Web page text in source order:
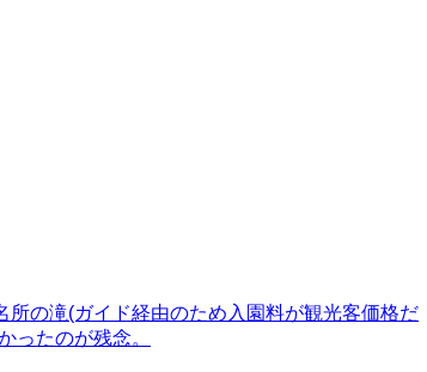
の滝(ガイド経由のため入園料が観光客価格だ
ったのが残念。